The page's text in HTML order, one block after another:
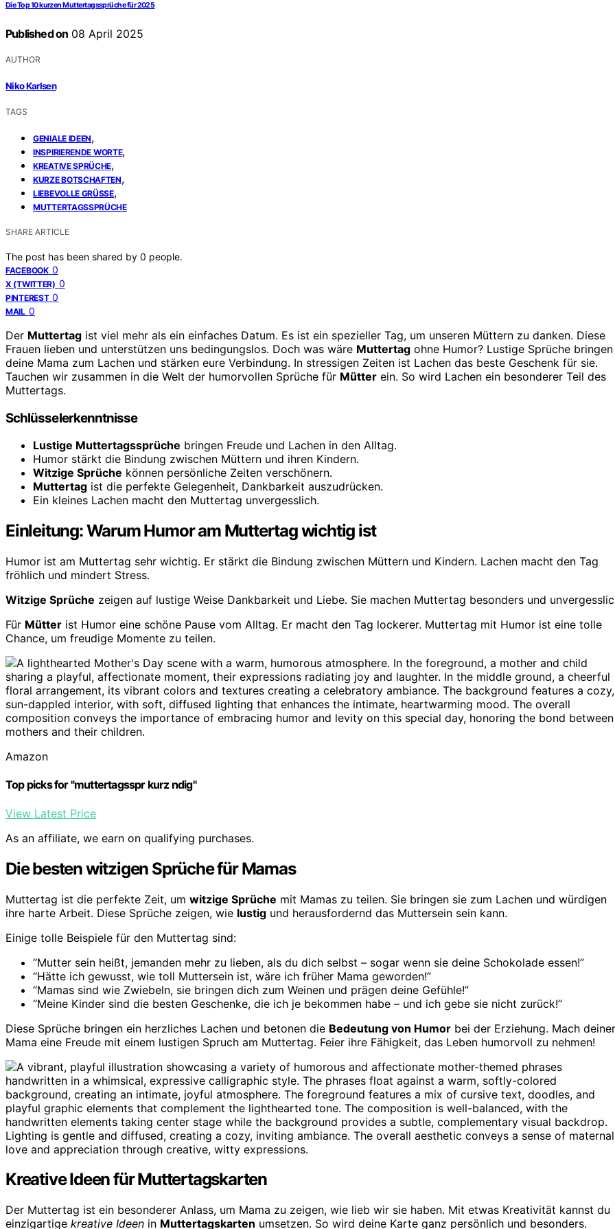
Die Top 10 kurzen Muttertagssprüche für 2025
Published on 08 April 2025
AUTHOR
Niko Karlsen
TAGS
GENIALE IDEEN,
INSPIRIERENDE WORTE,
KREATIVE SPRÜCHE,
KURZE BOTSCHAFTEN,
LIEBEVOLLE GRÜSSE ,
MUTTERTAGSSPRÜCHE
SHARE ARTICLE
The post has been shared by 0 people.
FACEBOOK 0
X (TWITTER) 0
PINTEREST 0
MAIL 0
Der Muttertag ist viel mehr als ein einfaches Datum. Es ist ein spezieller Tag, um unseren Müttern zu danken. Diese
Frauen lieben und unterstützen uns bedingungslos. Doch was wäre Muttertag ohne Humor? Lustige Sprüche bringen
deine Mama zum Lachen und stärken eure Verbindung. In stressigen Zeiten ist Lachen das beste Geschenk für sie.
Tauchen wir zusammen in die Welt der humorvollen Sprüche für Mütter ein. So wird Lachen ein besonderer Teil des
Muttertags.
Schlüsselerkenntnisse
Lustige Muttertagssprüche bringen Freude und Lachen in den Alltag.
Humor stärkt die Bindung zwischen Müttern und ihren Kindern.
Witzige Sprüche können persönliche Zeiten verschönern.
Muttertag ist die perfekte Gelegenheit, Dankbarkeit auszudrücken.
Ein kleines Lachen macht den Muttertag unvergesslich.
Einleitung: Warum Humor am Muttertag wichtig ist
Humor ist am Muttertag sehr wichtig. Er stärkt die Bindung zwischen Müttern und Kindern. Lachen macht den Tag
fröhlich und mindert Stress.
Witzige Sprüche zeigen auf lustige Weise Dankbarkeit und Liebe. Sie machen Muttertag besonders und
Für Mütter ist Humor eine schöne Pause vom Alltag. Er macht den Tag lockerer. Muttertag mit Humor ist eine tolle
Chance, um freudige Momente zu teilen.
Amazon
Top picks for "muttertagsspr kurz ndig"
View Latest Price
As an affiliate, we earn on qualifying purchases.
Die besten witzigen Sprüche für Mamas
Muttertag ist die perfekte Zeit, um witzige Sprüche mit Mamas zu teilen. Sie bringen sie zum Lachen und würdigen
ihre harte Arbeit. Diese Sprüche zeigen, wie lustig und herausfordernd das Muttersein sein kann.
Einige tolle Beispiele für den Muttertag sind:
“Mutter sein heißt, jemanden mehr zu lieben, als du dich selbst – sogar wenn sie deine Schokolade essen!”
“Hätte ich gewusst, wie toll Muttersein ist, wäre ich früher Mama geworden!”
“Mamas sind wie Zwiebeln, sie bringen dich zum Weinen und prägen deine Gefühle!”
“Meine Kinder sind die besten Geschenke, die ich je bekommen habe – und ich gebe sie nicht zurück!”
Diese Sprüche bringen ein herzliches Lachen und betonen die Bedeutung von Humor bei der Erziehung. Mach deiner
Mama eine Freude mit einem lustigen Spruch am Muttertag. Feier ihre Fähigkeit, das Leben humorvoll zu nehmen!
Kreative Ideen für Muttertagskarten
Der Muttertag ist ein besonderer Anlass, um Mama zu zeigen, wie lieb wir sie haben. Mit etwas Kreativität kannst du
einzigartige kreative Ideen in Muttertagskarten umsetzen. So wird deine Karte ganz persönlich und besonders.